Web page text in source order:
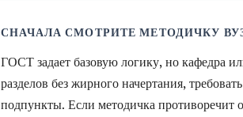
СНАЧАЛА СМОТРИТЕ МЕТОДИЧКУ
ГОСТ задает базовую логику, но кафедра
разделов без жирного начертания,
подпункты. Если методичка